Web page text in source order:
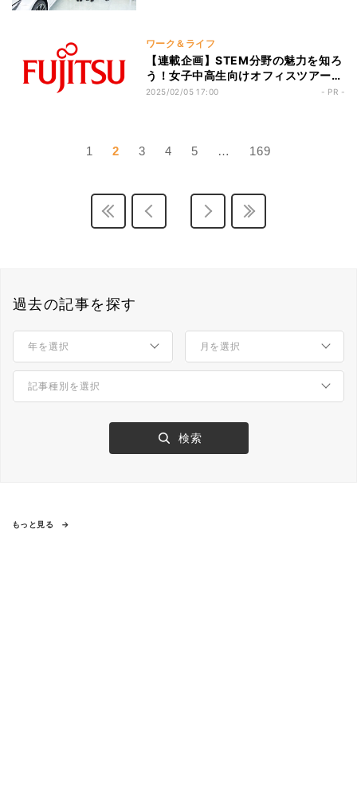
ワーク＆ライフ
【連載企画】STEM分野の魅力を知ろ
う！女子中高生向けオフィスツアーを
徹底レポート 第7回 【第7回】富士通
2025/02/05 17:00 - PR -
1 2 3 4 5 … 169
過去の記事を探す
もっと見る